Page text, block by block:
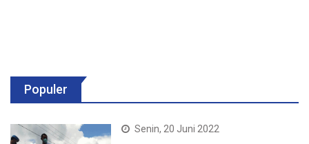
Populer
Senin, 20 Juni 2022